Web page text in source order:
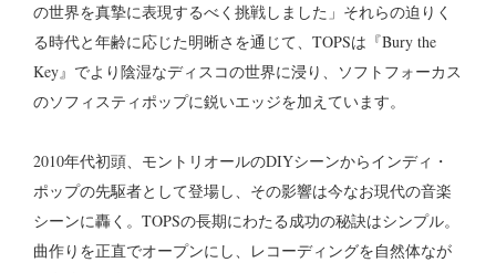
の世界を真摯に表現するべく挑戦しました」それらの迫りく
る時代と年齢に応じた明晰さを通じて、TOPSは『Bury the
Key』でより陰湿なディスコの世界に浸り、ソフトフォーカス
のソフィスティポップに鋭いエッジを加えています。
2010年代初頭、モントリオールのDIYシーンからインディ・
ポップの先駆者として登場し、その影響は今なお現代の音楽
シーンに轟く。TOPSの長期にわたる成功の秘訣はシンプル。
曲作りを正直でオープンにし、レコーディングを自然体なが